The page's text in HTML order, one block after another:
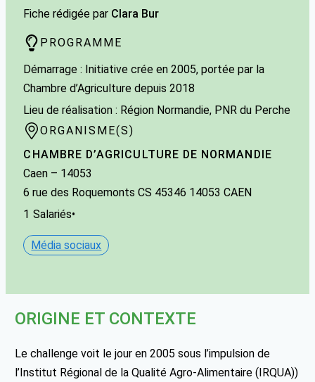
Fiche rédigée par Clara Bur
PROGRAMME
Démarrage : Initiative crée en 2005, portée par la
Chambre d’Agriculture depuis 2018
Lieu de réalisation : Région Normandie, PNR du Perche
ORGANISME(S)
CHAMBRE D’AGRICULTURE DE NORMANDIE
Caen – 14053
6 rue des Roquemonts CS 45346 14053 CAEN
1 Salariés•
Média sociaux
ORIGINE ET CONTEXTE
Le challenge voit le jour en 2005 sous l’impulsion de
l’Institut Régional de la Qualité Agro-Alimentaire (IRQUA))